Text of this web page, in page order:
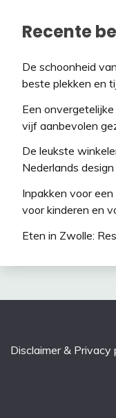
Recente
De schoonheid
beste plekken en
Een
vijf aanbevolen
De leukste
Nederlands
Inpakken voor
voor kinderen en
Eten in Zwolle:
Disclaimer & Privacy